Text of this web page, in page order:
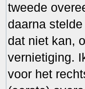
tweede
daarna
dat niet kan,
vernietiging.
voor het